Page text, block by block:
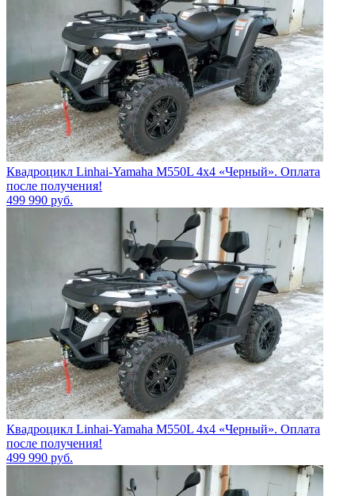
Квадроцикл Linhai-Yamaha M550L 4x4 «Черный». Оплата
после получения!
499 990 руб.
Квадроцикл Linhai-Yamaha M550L 4x4 «Черный». Оплата
после получения!
499 990 руб.